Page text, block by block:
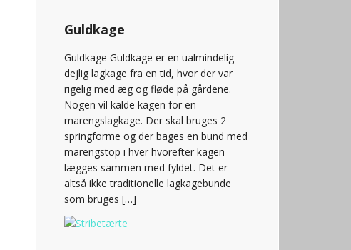
Guldkage
Guldkage Guldkage er en ualmindelig
dejlig lagkage fra en tid, hvor der var
rigelig med æg og fløde på gårdene.
Nogen vil kalde kagen for en
marengslagkage. Der skal bruges 2
springforme og der bages en bund med
marengstop i hver hvorefter kagen
lægges sammen med fyldet. Det er
altså ikke traditionelle lagkagebunde
som bruges […]